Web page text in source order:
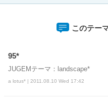
このテー
95*
JUGEMテーマ：
a lotus* | 2011.08.10 Wed 17:42